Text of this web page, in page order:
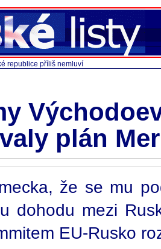
republice příliš nemluví
plán
že se mu
dohodu mezi
EU-Rusko